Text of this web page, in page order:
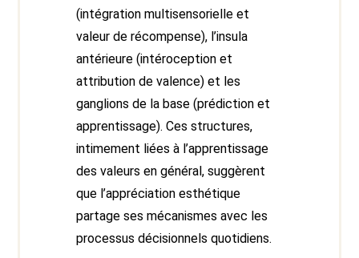
(intégration multisensorielle et
valeur de récompense), l’insula
antérieure (intéroception et
attribution de valence) et les
ganglions de la base (prédiction et
apprentissage). Ces structures,
intimement liées à l’apprentissage
des valeurs en général, suggèrent
que l’appréciation esthétique
partage ses mécanismes avec les
processus décisionnels quotidiens.